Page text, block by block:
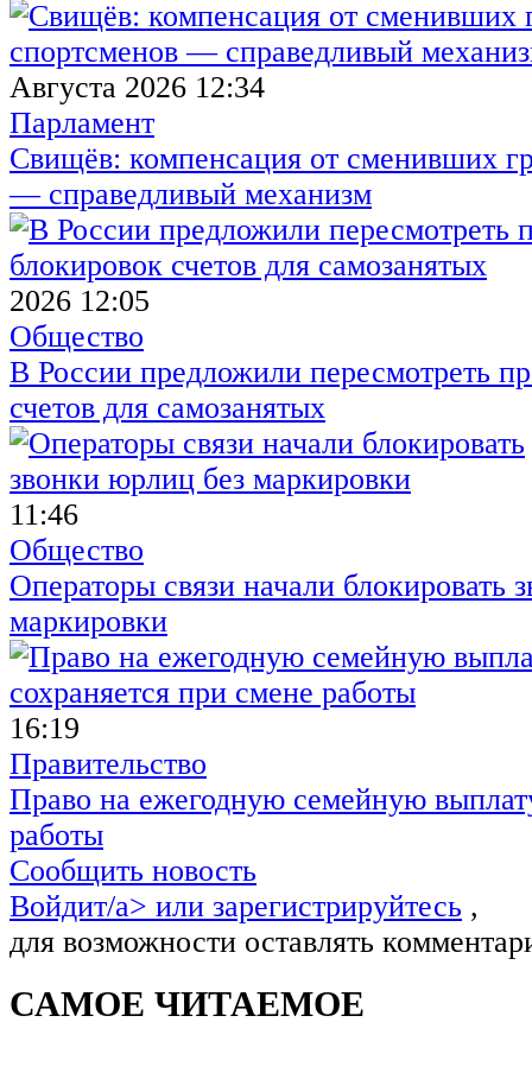
Августа 2026 12:34
Парламент
Свищёв: компенсация от сменивших
— справедливый механизм
2026 12:05
Общество
В России предложили пересмотреть
счетов для самозанятых
11:46
Общество
Операторы связи начали блокировать
маркировки
16:19
Правительство
Право на ежегодную семейную
работы
Сообщить новость
Войдит/a> или зарегистрируйтесь ,
для возможности оставлять
САМОЕ ЧИТАЕМОЕ